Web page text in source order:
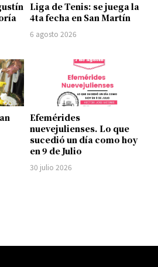
Liga de Tenis: se juega la
4ta fecha en San Martín
6 agosto 2026
Efemérides
nuevejulienses. Lo que
sucedió un día como hoy
en 9 de Julio
30 julio 2026